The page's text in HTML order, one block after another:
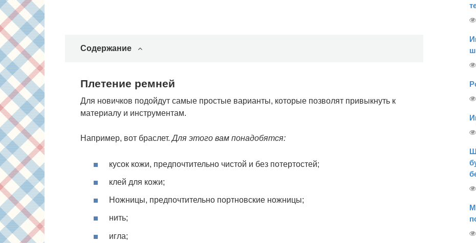
Содержание
Плетение ремней
Для новичков подойдут самые простые варианты, которые позволят привыкнуть к
материалу и инструментам.
Например, вот браслет.Для этого вам понадобятся:
кусок кожи, предпочтительно чистой и без потертостей;
клей для кожи;
Ножницы, предпочтительно портновские ножницы;
нить;
игла;